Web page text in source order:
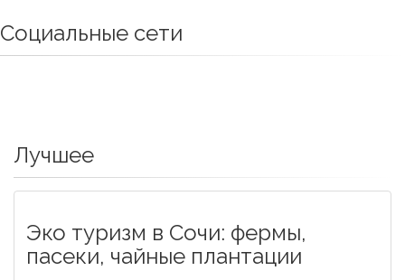
Социальные сети
Лучшее
Эко туризм в Сочи: фермы,
пасеки, чайные плантации